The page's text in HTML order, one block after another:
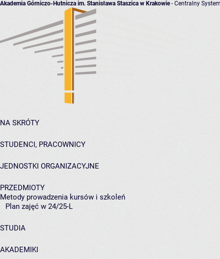
Akademia Górniczo-Hutnicza im. Stanisława Staszica w Krakowie- Centralny
NA SKRÓTY
STUDENCI, PRACOWNICY
JEDNOSTKI ORGANIZACYJNE
PRZEDMIOTY
Metody prowadzenia kursów i szkoleń
Plan zajęć w 24/25-L
STUDIA
AKADEMIKI